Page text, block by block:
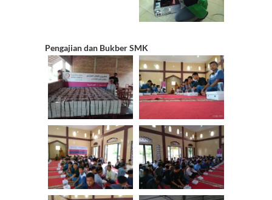
Pengajian dan Bukber SMK